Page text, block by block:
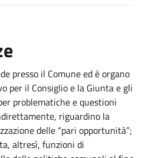
presso il Comune ed è organo
per il Consiglio e la Giunta e gli
problematiche e questioni
riguardino la
delle “pari opportunità”;
altresì, funzioni di